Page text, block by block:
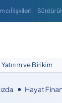
İlişkileri
Yatırım ve Birikim
Hayat